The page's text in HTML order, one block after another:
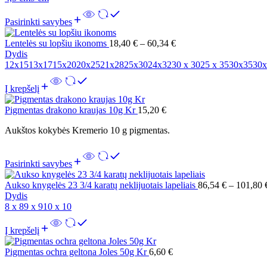
Pasirinkti savybes
Lentelės su lopšiu ikonoms 18,40 € – 60,34 €
Dydis
12x1513x1715x2020x2521x2825x3024x3230 x 3025 x 3530x35
Į krepšelį
Pigmentas drakono kraujas 10g Kr 15,20 €
Aukštos kokybės Kremerio 10 g pigmentas.
Pasirinkti savybes
Aukso knygelės 23 3/4 karatų neklijuotais lapeliais 86,54 € – 101,80
Dydis
8 x 89 x 910 x 10
Į krepšelį
Pigmentas ochra geltona Joles 50g Kr6,60 €